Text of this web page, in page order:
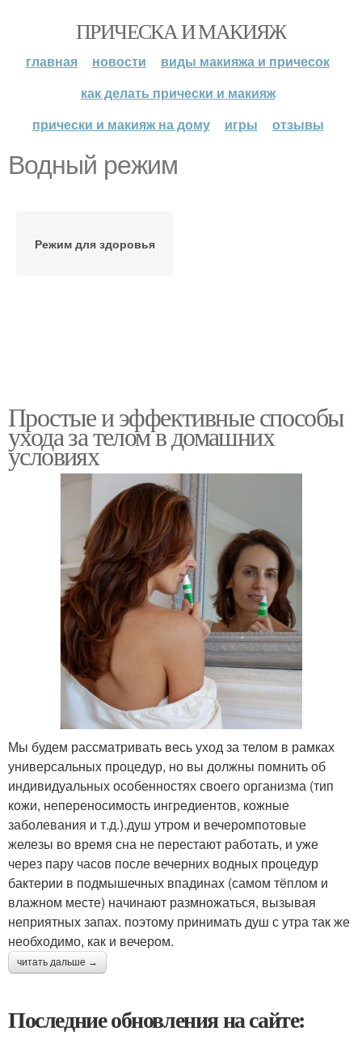
ПРИЧЕСКА И МАКИЯЖ
главная новости
виды макияжа и причесок
как делать прически и макияж
прически и макияж на дому
игры отзывы
Водный режим
Режим для здоровья
Простые и эффективные способы
ухода за телом в домашних
условиях
Мы будем рассматривать весь уход за телом в рамках
универсальных процедур, но вы должны помнить об
индивидуальных особенностях своего организма (тип
кожи, непереносимость ингредиентов, кожные
заболевания и т.д.).душ утром и вечеромпотовые
железы во время сна не перестают работать, и уже
через пару часов после вечерних водных процедур
бактерии в подмышечных впадинах (самом тёплом и
влажном месте) начинают размножаться, вызывая
неприятных запах. поэтому принимать душ с утра так же
необходимо, как и вечером.
читать дальше →
Последние обновления на сайте: